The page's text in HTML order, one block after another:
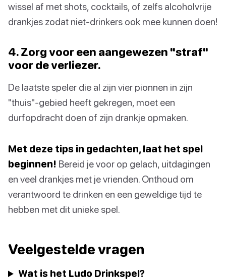
wissel af met shots, cocktails, of zelfs alcoholvrije
drankjes zodat niet-drinkers ook mee kunnen doen!
4. Zorg voor een aangewezen "straf"
voor de verliezer.
De laatste speler die al zijn vier pionnen in zijn
"thuis"-gebied heeft gekregen, moet een
durfopdracht doen of zijn drankje opmaken.
Met deze tips in gedachten, laat het spel
beginnen! Bereid je voor op gelach, uitdagingen
en veel drankjes met je vrienden. Onthoud om
verantwoord te drinken en een geweldige tijd te
hebben met dit unieke spel.
Veelgestelde vragen
Wat is het Ludo Drinkspel?